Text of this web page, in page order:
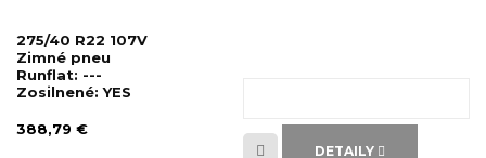
275/40 R22 107V
Zimné pneu
Runflat: ---
Zosilnené:YES
388,79 €
DETAILY